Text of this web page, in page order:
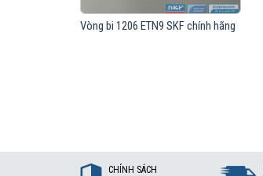
Vòng bi 1206 ETN9 SKF chính hãng
CHÍNH SÁCH